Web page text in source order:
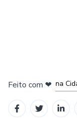
Feito com ❤ na